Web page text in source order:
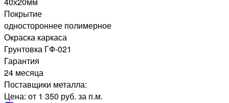
Покрытие
одностороннее полимерное
Окраска каркаса
Грунтовка ГФ-021
Гарантия
24 месяца
Поставщики металла:
Цена: от 1 350 руб. за п.м.